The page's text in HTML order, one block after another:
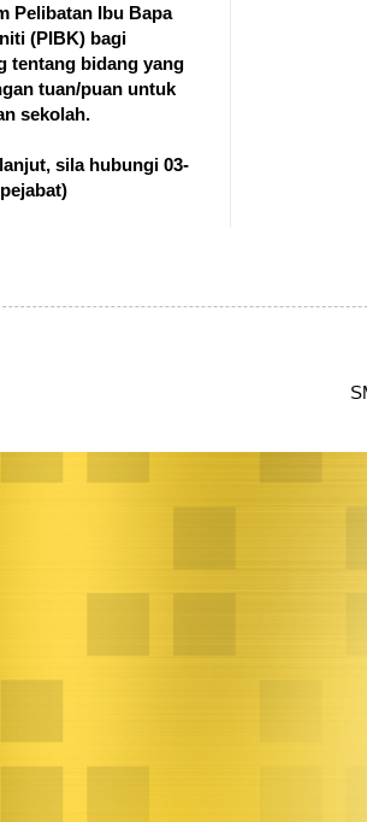
Pelibatan Ibu Bapa
(PIBK) bagi
tentang bidang yang
tuan/puan untuk
sekolah.
sila hubungi 03-